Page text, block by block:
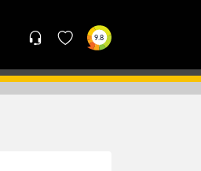
9.8